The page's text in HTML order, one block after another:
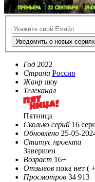
Уведомить о новых сериях
Год 2022
Страна Россия
Жанр шоу
Телеканал
Пятница
Сколько серий 16
Обновлено 25-05-
Статус проекта
Завершен
Возраст 16+
Отзывов пока нет ( +
Просмотров 34 913